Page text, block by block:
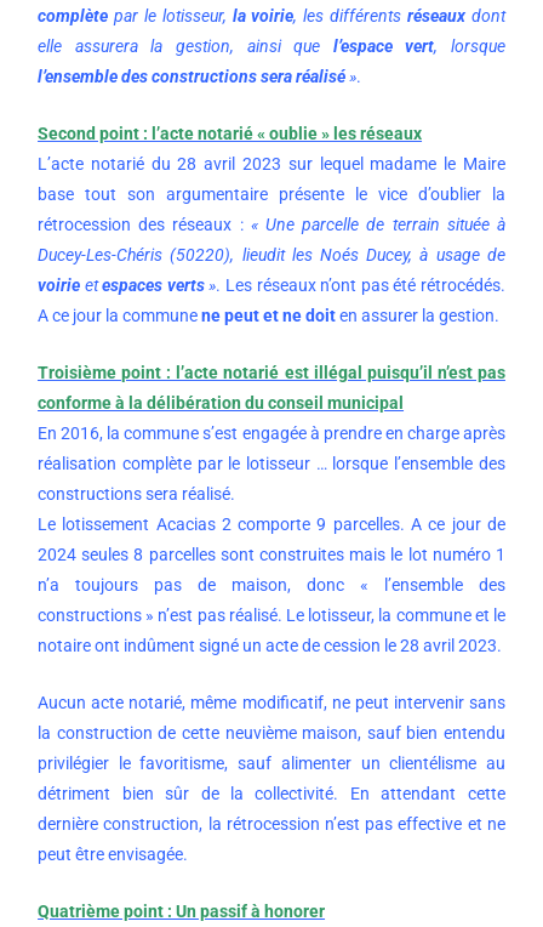
complète par le lotisseur, la voirie, les différentsréseaux dont
elle assurera la gestion, ainsi que l’espace vert, lorsque
l’ensemble des constructions sera réalisé».
Second point : l’acte notarié « oublie » les réseaux
L’acte notarié du 28 avril 2023 sur lequel madame le Maire
base tout son argumentaire présente le vice d’oublier la
rétrocession des réseaux : « Une parcelle de terrain située à
Ducey-Les-Chéris (50220), lieudit les Noés Ducey, à usage de
voirie etespaces verts». Les réseaux n’ont pas été rétrocédés.
A ce jour la communene peut et ne doiten assurer la gestion.
Troisième point : l’acte notarié est illégal puisqu’il n’est pas
conforme à la délibération du conseil municipal
En 2016, la commune s’est engagée à prendre en charge après
réalisation complète par le lotisseur … lorsque l’ensemble des
constructions sera réalisé.
Le lotissement Acacias 2 comporte 9 parcelles. A ce jour de
2024 seules 8 parcelles sont construites mais le lot numéro 1
n’a toujours pas de maison, donc « l’ensemble des
constructions » n’est pas réalisé. Le lotisseur, la commune et le
notaire ont indûment signé un acte de cession le 28 avril 2023.
Aucun acte notarié, même modificatif, ne peut intervenir sans
la construction de cette neuvième maison, sauf bien entendu
privilégier le favoritisme, sauf alimenter un clientélisme au
détriment bien sûr de la collectivité. En attendant cette
dernière construction, la rétrocession n’est pas effective et ne
peut être envisagée.
Quatrième point : Un passif à honorer